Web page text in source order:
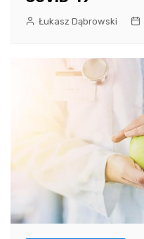
Łukasz Dąbrowski